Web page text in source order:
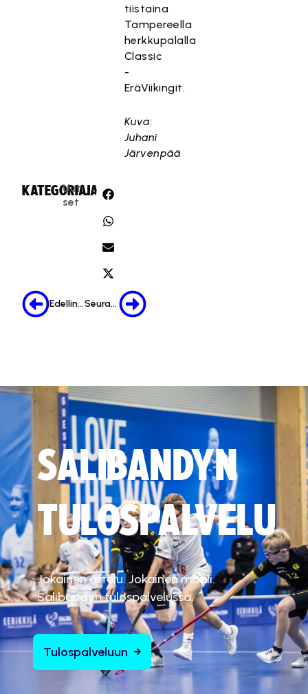
tiistaina
Tampereella
herkkupalalla
Classic
-
EräViikingit.
Kuva:
Juhani
Järvenpää
KATEGORIA:
Uuti
set
JAA:
Edellinen Seuraava
SALIBANDYN
TULOSPALVELU
Jokainen ottelu. Jokainen maali.
Salibandyn tulospalvelussa.
Tulospalveluun